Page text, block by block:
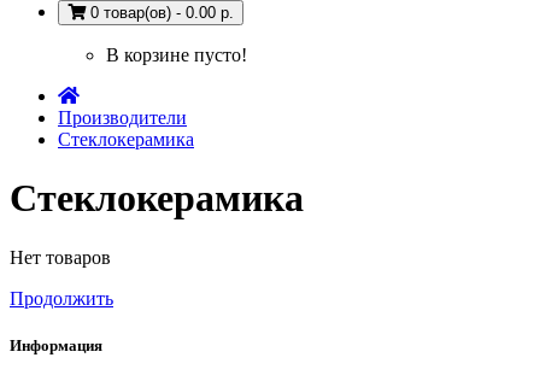
0 товар(ов) - 0.00 р.
В корзине пусто!
Производители
Стеклокерамика
Стеклокерамика
Нет товаров
Продолжить
Информация